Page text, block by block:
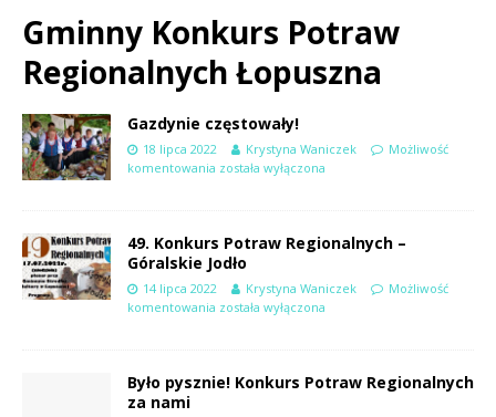
Gminny Konkurs Potraw
Regionalnych Łopuszna
Gazdynie częstowały!
18 lipca 2022 Krystyna Waniczek
Możliwość
komentowania została wyłączona
49. Konkurs Potraw Regionalnych –
Góralskie Jodło
14 lipca 2022 Krystyna Waniczek
Możliwość
komentowania została wyłączona
Było pysznie! Konkurs Potraw Regionalnych
za nami